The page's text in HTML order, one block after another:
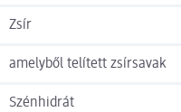
Zsír
amelyből telített zsírsavak
Szénhidrát